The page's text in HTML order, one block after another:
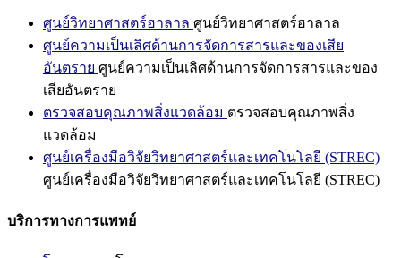
ศูนย์วิทยาศาสตร์ฮาลาล ศูนย์วิทยาศาสตร์ฮาลาล
ศูนย์ความเป็นเลิศด้านการจัดการสารและของเสีย
อันตราย ศูนย์ความเป็นเลิศด้านการจัดการสารและของ
เสียอันตราย
ตรวจสอบคุณภาพสิ่งแวดล้อม ตรวจสอบคุณภาพสิ่ง
แวดล้อม
ศูนย์เครื่องมือวิจัยวิทยาศาสตร์และเทคโนโลยี (STREC)
ศูนย์เครื่องมือวิจัยวิทยาศาสตร์และเทคโนโลยี (STREC)
บริการทางการแพทย์